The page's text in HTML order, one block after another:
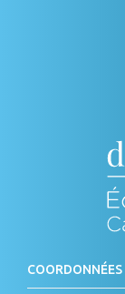
COORDONNÉES